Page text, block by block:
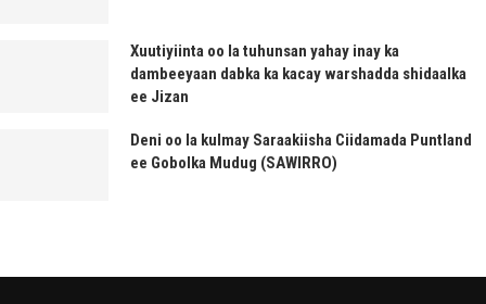
Xuutiyiinta oo la tuhunsan yahay inay ka
dambeeyaan dabka ka kacay warshadda shidaalka
ee Jizan
Deni oo la kulmay Saraakiisha Ciidamada Puntland
ee Gobolka Mudug (SAWIRRO)